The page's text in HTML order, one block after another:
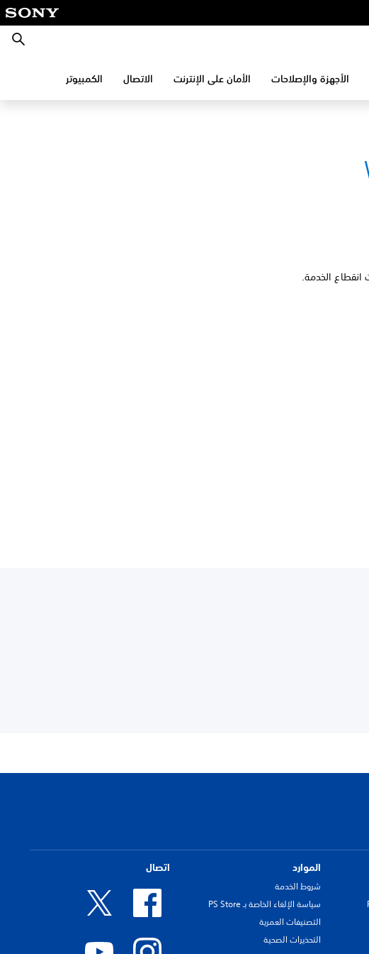
بحث
الأجهزة والإصلاحات الأمان على الإنترنت الاتصال الكمبيوتر
الموارد
شروط الخدمة
سياسة الإلغاء الخاصة بـ PS Store
التصنيفات العمرية
التحذيرات الصحية
اتصال